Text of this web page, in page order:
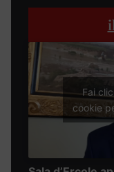
Fai
cookie